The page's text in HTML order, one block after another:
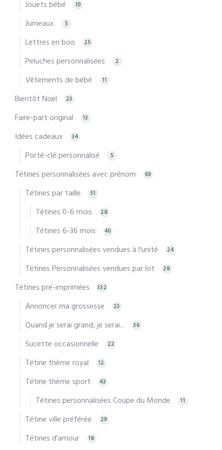
Jouets bébé 10
Jumeaux 5
Lettres en bois 25
Peluches personnalisées 2
Vêtements de bébé 11
Bientôt Noël 23
Faire-part original 13
Idées cadeaux 34
Porté-clé personnalisé 5
Tétines personnalisées avec prénom 69
Tétines par taille 51
Tétines 0-6 mois 28
Tétines 6-36 mois 40
Tétines personnalisées vendues à l'unité 24
Tétines Personnalisées vendues par lot 28
Tétines pré-imprimées 332
Annoncer ma grossesse 23
Quand je serai grand, je serai... 36
Sucette occasionnelle 22
Tétine thème royal 12
Tétine thème sport 43
Tétines personnalisées Coupe du Monde 11
Tétine ville préférée 29
Tétines d'amour 18